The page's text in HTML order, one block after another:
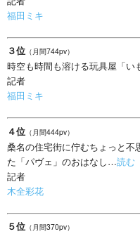
福田ミキ
３位 （月間744pv）
時空も時間も溶ける玩具屋「
記者
福田ミキ
４位 （月間444pv）
桑名の住宅街に佇むちょっと不
た「パヴェ」のおはなし…読む
記者
木全彩花
５位 （月間370pv）